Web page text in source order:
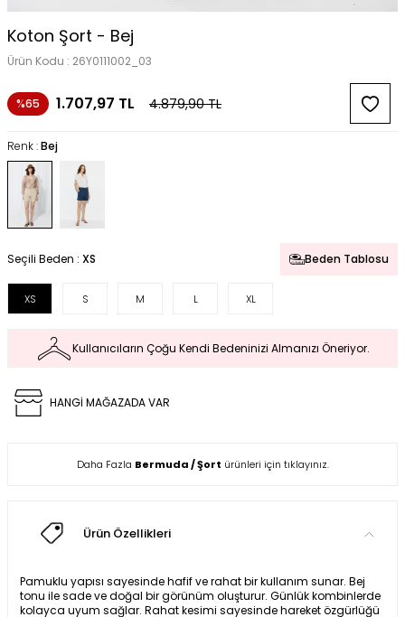
Koton Şort - Bej
Ürün Kodu : 26Y0111002_03
%65 1.707,97 TL 4.879,90TL
Renk :Bej
Seçili Beden : XS Beden Tablosu
XS S M L XL
Kullanıcıların Çoğu Kendi Bedeninizi Almanızı Öneriyor.
HANGİ MAĞAZADA VAR
Daha Fazla Bermuda / Şort ürünleri için tıklayınız.
Ürün Özellikleri
Pamuklu yapısı sayesinde hafif ve rahat bir kullanım sunar. Bej
tonu ile sade ve doğal bir görünüm oluşturur. Günlük kombinlerde
kolayca uyum sağlar. Rahat kesimi sayesinde hareket özgürlüğü